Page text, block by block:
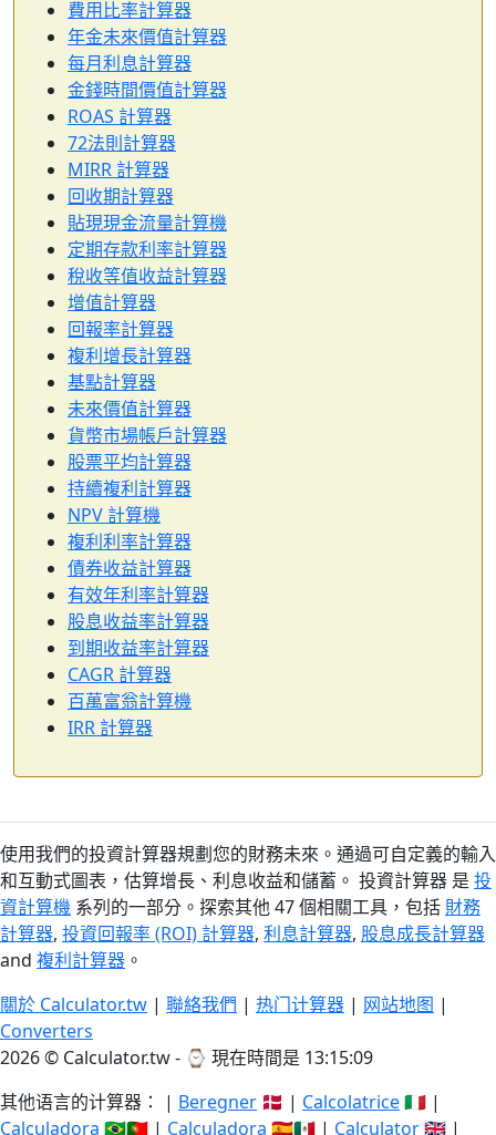
費用比率計算器
年金未來價值計算器
每月利息計算器
金錢時間價值計算器
ROAS 計算器
72法則計算器
MIRR 計算器
回收期計算器
貼現現金流量計算機
定期存款利率計算器
稅收等值收益計算器
增值計算器
回報率計算器
複利增長計算器
基點計算器
未來價值計算器
貨幣市場帳戶計算器
股票平均計算器
持續複利計算器
NPV 計算機
複利利率計算器
債券收益計算器
有效年利率計算器
股息收益率計算器
到期收益率計算器
CAGR 計算器
百萬富翁計算機
IRR 計算器
使用我們的投資計算器規劃您的財務未來。通過可自定義的輸入
和互動式圖表，估算增長、利息收益和儲蓄。 投資計算器 是 投
資計算機 系列的一部分。探索其他 47 個相關工具，包括 財務
計算器, 投資回報率 (ROI) 計算器, 利息計算器, 股息成長計算器
and 複利計算器 。
關於 Calculator.tw | 聯絡我們 | 热门计算器 | 网站地图 |
Converters
2026 © Calculator.tw - ⌚ 現在時間是 13:15:09
其他语言的计算器： | Beregner 🇩🇰 | Calcolatrice🇮🇹 |
Calculadora 🇧🇷🇵🇹 | Calculadora 🇪🇸🇲🇽 | Calculator🇬🇧 |